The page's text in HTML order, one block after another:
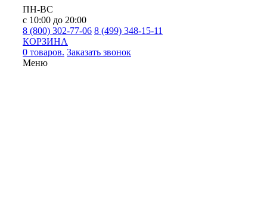
ПН-ВС
с 10:00 до 20:00
8 (800) 302-77-06 8 (499) 348-15-11
КОРЗИНА
0 товаров. Заказать звонок
Меню